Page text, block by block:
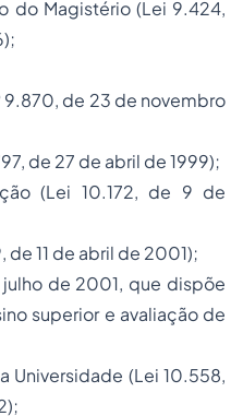
do Magistério (Lei 9.424,
9.870, de 23 de novembro
de 27 de abril de 1999);
(Lei 10.172, de 9 de
de 11 de abril de 2001);
de 2001, que dispõe
superior e avaliação de
Universidade (Lei 10.558,